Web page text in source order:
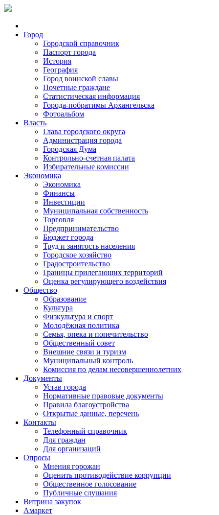
Город
Городской справочник
Паспорт города
История
География
Город воинской славы
Почетные граждане
Статистическая информация
Города-побратимы Архангельска
Фотоальбом
Власть
Глава городского округа
Администрация города
Городская Дума
Контрольно-счетная палата
Избирательные комиссии
Экономика
Экономика
Финансы
Инвестиции
Муниципальная собственность
Торговля
Предпринимательство
Бюджет города
Труд и занятость населения
Городское хозяйство
Градостроительство
Границы прилегающих территорий
Оценка регулирующего воздействия
Общество
Образование
Культура
Физкультура и спорт
Молодёжная политика
Семья, опека и попечительство
Общественный совет
Внешние связи и туризм
Муниципальный контроль
Комиссия по делам несовершеннолетних
Документы
Устав города
Нормативные правовые документы
Правила благоустройства
Открытые данные, перечень
Контакты
Телефонный справочник
Для граждан
Для организаций
Опросы
Мнения горожан
Оценить противодействие коррупции
Общественное голосование
Публичные слушания
Витрина закупок
Амаркет